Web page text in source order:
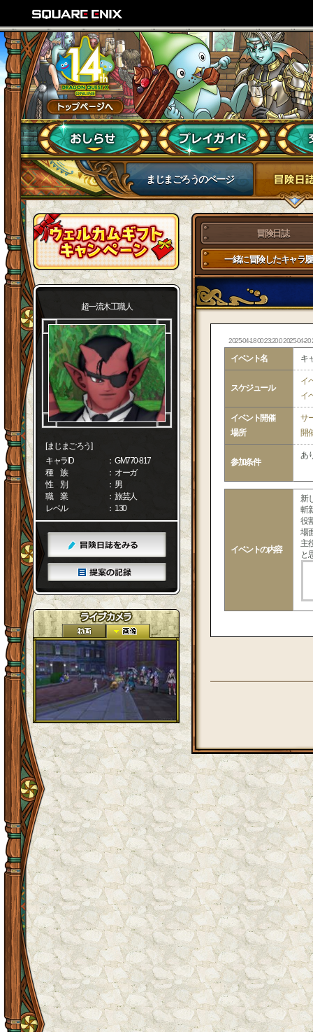
まじまごろうのページ
超一流木工職人
[まじまごろう]
キャラID
： GM770-817
種 族
： オーガ
性 別
： 男
職 業
： 旅芸人
レベル
： 130
冒険日誌
一緒に冒険したキャラ
2025-04-18 00:23:20.0 2025-04-20
イベント名 キ
スケジュール
イ
イ
イベント開催
場所
サ
開
参加条件
あ
イベントの内容
新
斬
役
場
主
と